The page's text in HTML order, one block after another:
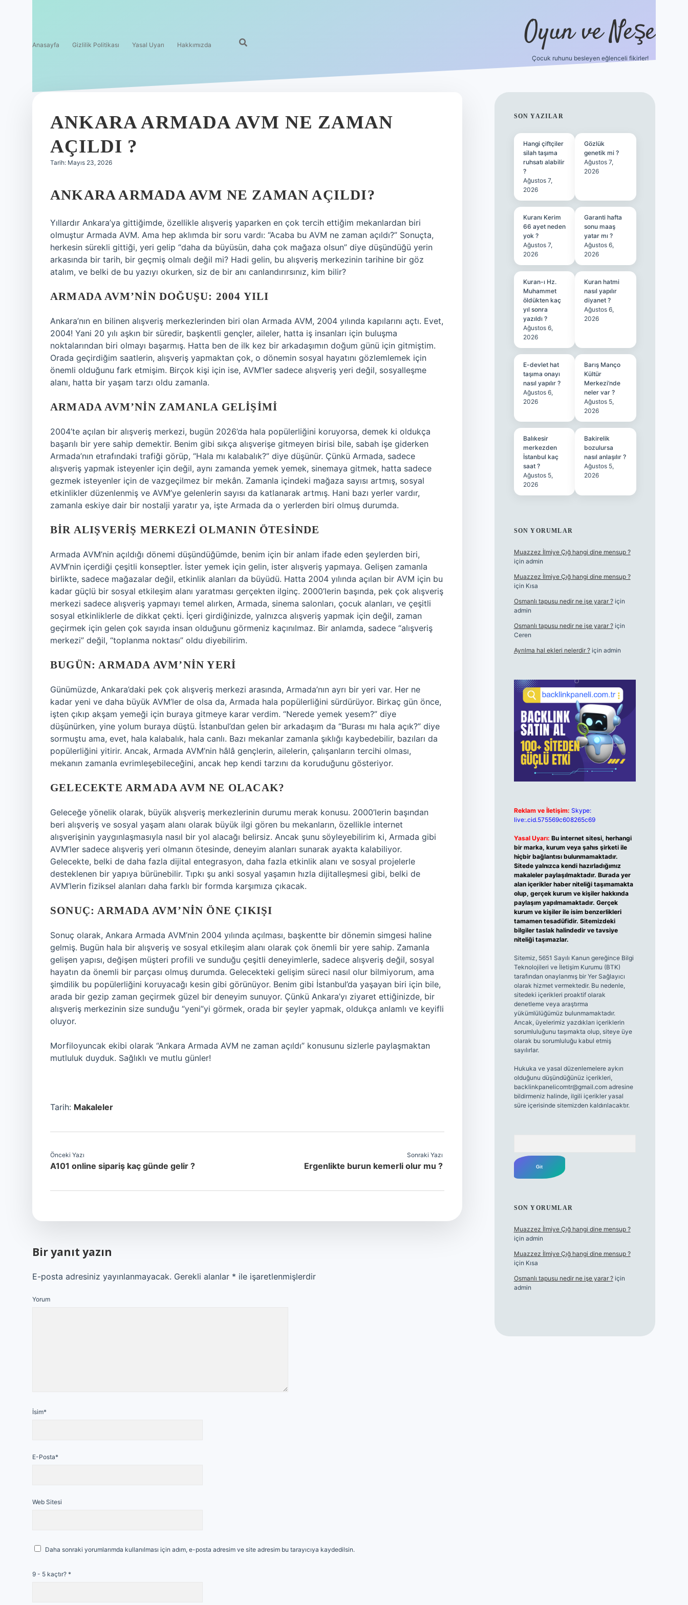
Anasayfa Gizlilik Politikası Yasal Uyarı Hakkımızda Oyun ve Neşe
Çocuk ruhunu besleyen eğlenceli fikirler!
ANKARA ARMADA AVM NE ZAMAN
AÇILDI ?
Tarih: Mayıs 23, 2026
ANKARA ARMADA AVM NE ZAMAN AÇILDI?
Yıllardır Ankara’ya gittiğimde, özellikle alışveriş yaparken en çok tercih ettiğim mekanlardan biri
olmuştur Armada AVM. Ama hep aklımda bir soru vardı: “Acaba bu AVM ne zaman açıldı?” Sonuçta,
herkesin sürekli gittiği, yeri gelip “daha da büyüsün, daha çok mağaza olsun” diye düşündüğü yerin
arkasında bir tarih, bir geçmiş olmalı değil mi? Hadi gelin, bu alışveriş merkezinin tarihine bir göz
atalım, ve belki de bu yazıyı okurken, siz de bir anı canlandırırsınız, kim bilir?
ARMADA AVM’NIN DOĞUŞU: 2004 YILI
Ankara’nın en bilinen alışveriş merkezlerinden biri olan Armada AVM, 2004 yılında kapılarını açtı. Evet,
2004! Yani 20 yılı aşkın bir süredir, başkentli gençler, aileler, hatta iş insanları için buluşma
noktalarından biri olmayı başarmış. Hatta ben de ilk kez bir arkadaşımın doğum günü için gitmiştim.
Orada geçirdiğim saatlerin, alışveriş yapmaktan çok, o dönemin sosyal hayatını gözlemlemek için
önemli olduğunu fark etmişim. Birçok kişi için ise, AVM’ler sadece alışveriş yeri değil, sosyalleşme
alanı, hatta bir yaşam tarzı oldu zamanla.
ARMADA AVM’NIN ZAMANLA GELIŞIMI
2004’te açılan bir alışveriş merkezi, bugün 2026’da hala popülerliğini koruyorsa, demek ki oldukça
başarılı bir yere sahip demektir. Benim gibi sıkça alışverişe gitmeyen birisi bile, sabah işe giderken
Armada’nın etrafındaki trafiği görüp, “Hala mı kalabalık?” diye düşünür. Çünkü Armada, sadece
alışveriş yapmak isteyenler için değil, aynı zamanda yemek yemek, sinemaya gitmek, hatta sadece
gezmek isteyenler için de vazgeçilmez bir mekân. Zamanla içindeki mağaza sayısı artmış, sosyal
etkinlikler düzenlenmiş ve AVM’ye gelenlerin sayısı da katlanarak artmış. Hani bazı yerler vardır,
zamanla eskiye dair bir nostalji yaratır ya, işte Armada da o yerlerden biri olmuş durumda.
BIR ALIŞVERIŞ MERKEZI OLMANIN ÖTESINDE
Armada AVM’nin açıldığı dönemi düşündüğümde, benim için bir anlam ifade eden şeylerden biri,
AVM’nin içerdiği çeşitli konseptler. İster yemek için gelin, ister alışveriş yapmaya. Gelişen zamanla
birlikte, sadece mağazalar değil, etkinlik alanları da büyüdü. Hatta 2004 yılında açılan bir AVM için bu
kadar güçlü bir sosyal etkileşim alanı yaratması gerçekten ilginç. 2000’lerin başında, pek çok alışveriş
merkezi sadece alışveriş yapmayı temel alırken, Armada, sinema salonları, çocuk alanları, ve çeşitli
sosyal etkinliklerle de dikkat çekti. İçeri girdiğinizde, yalnızca alışveriş yapmak için değil, zaman
geçirmek için gelen çok sayıda insan olduğunu görmeniz kaçınılmaz. Bir anlamda, sadece “alışveriş
merkezi” değil, “toplanma noktası” oldu diyebilirim.
BUGÜN: ARMADA AVM’NIN YERI
Günümüzde, Ankara’daki pek çok alışveriş merkezi arasında, Armada’nın ayrı bir yeri var. Her ne
kadar yeni ve daha büyük AVM’ler de olsa da, Armada hala popülerliğini sürdürüyor. Birkaç gün önce,
işten çıkıp akşam yemeği için buraya gitmeye karar verdim. “Nerede yemek yesem?” diye
düşünürken, yine yolum buraya düştü. İstanbul’dan gelen bir arkadaşım da “Burası mı hala açık?” diye
sormuştu ama, evet, hala kalabalık, hala canlı. Bazı mekanlar zamanla şıklığı kaybedebilir, bazıları da
popülerliğini yitirir. Ancak, Armada AVM’nin hâlâ gençlerin, ailelerin, çalışanların tercihi olması,
mekanın zamanla evrimleşebileceğini, ancak hep kendi tarzını da koruduğunu gösteriyor.
GELECEKTE ARMADA AVM NE OLACAK?
Geleceğe yönelik olarak, büyük alışveriş merkezlerinin durumu merak konusu. 2000’lerin başından
beri alışveriş ve sosyal yaşam alanı olarak büyük ilgi gören bu mekanların, özellikle internet
alışverişinin yaygınlaşmasıyla nasıl bir yol alacağı belirsiz. Ancak şunu söyleyebilirim ki, Armada gibi
AVM’ler sadece alışveriş yeri olmanın ötesinde, deneyim alanları sunarak ayakta kalabiliyor.
Gelecekte, belki de daha fazla dijital entegrasyon, daha fazla etkinlik alanı ve sosyal projelerle
desteklenen bir yapıya bürünebilir. Tıpkı şu anki sosyal yaşamın hızla dijitalleşmesi gibi, belki de
AVM’lerin fiziksel alanları daha farklı bir formda karşımıza çıkacak.
SONUÇ: ARMADA AVM’NIN ÖNE ÇIKIŞI
Sonuç olarak, Ankara Armada AVM’nin 2004 yılında açılması, başkentte bir dönemin simgesi haline
gelmiş. Bugün hala bir alışveriş ve sosyal etkileşim alanı olarak çok önemli bir yere sahip. Zamanla
gelişen yapısı, değişen müşteri profili ve sunduğu çeşitli deneyimlerle, sadece alışveriş değil, sosyal
hayatın da önemli bir parçası olmuş durumda. Gelecekteki gelişim süreci nasıl olur bilmiyorum, ama
şimdilik bu popülerliğini koruyacağı kesin gibi görünüyor. Benim gibi İstanbul’da yaşayan biri için bile,
arada bir gezip zaman geçirmek güzel bir deneyim sunuyor. Çünkü Ankara’yı ziyaret ettiğinizde, bir
alışveriş merkezinin size sunduğu “yeni”yi görmek, orada bir şeyler yapmak, oldukça anlamlı ve keyifli
oluyor.
Morfiloyuncak ekibi olarak “Ankara Armada AVM ne zaman açıldı” konusunu sizlerle paylaşmaktan
mutluluk duyduk. Sağlıklı ve mutlu günler!
Tarih: Makaleler
Önceki Yazı
A101 online sipariş kaç günde gelir ?
Sonraki Yazı
Ergenlikte burun kemerli olur mu ?
Bir yanıt yazın
E-posta adresiniz yayınlanmayacak. Gerekli alanlar * ile işaretlenmişlerdir
Yorum
İsim*
E-Posta*
Web Sitesi
Daha sonraki yorumlarımda kullanılması için adım, e-posta adresim ve site adresim bu tarayıcıya kaydedilsin.
9 - 5 kaçtır? *
SIDEBAR
SON YAZILAR
Hangi çiftçiler
silah taşıma
ruhsatı alabilir
?
Ağustos 7,
2026
Gözlük
genetik mi ?
Ağustos 7,
2026
Kuranı Kerim
66 ayet neden
yok ?
Ağustos 7,
2026
Garanti hafta
sonu maaş
yatar mı ?
Ağustos 6,
2026
Kuran-ı Hz.
Muhammet
öldükten kaç
yıl sonra
yazıldı ?
Ağustos 6,
2026
Kuran hatmi
nasıl yapılır
diyanet ?
Ağustos 6,
2026
E-devlet hat
taşıma onayı
nasıl yapılır ?
Ağustos 6,
2026
Barış Manço
Kültür
Merkezi’nde
neler var ?
Ağustos 5,
2026
Balıkesir
merkezden
İstanbul kaç
saat ?
Ağustos 5,
2026
Bakirelik
bozulursa
nasıl anlaşılır ?
Ağustos 5,
2026
SON YORUMLAR
Muazzez İlmiye Çığ hangi dine mensup ?
için admin
Muazzez İlmiye Çığ hangi dine mensup ?
için Kısa
Osmanlı tapusu nedir ne işe yarar ?için
admin
Osmanlı tapusu nedir ne işe yarar ?için
Ceren
Ayrılma hal ekleri nelerdir ?için admin
Reklam ve İletişim: Skype:
live:.cid.575569c608265c69
Yasal Uyarı: Bu internet sitesi, herhangi
bir marka, kurum veya şahıs şirketi ile
hiçbir bağlantısı bulunmamaktadır.
Sitede yalnızca kendi hazırladığımız
makaleler paylaşılmaktadır. Burada yer
alan içerikler haber niteliği taşımamakta
olup, gerçek kurum ve kişiler hakkında
paylaşım yapılmamaktadır. Gerçek
kurum ve kişiler ile isim benzerlikleri
tamamen tesadüfidir. Sitemizdeki
bilgiler taslak halindedir ve tavsiye
niteliği taşımazlar.
Sitemiz, 5651 Sayılı Kanun gereğince Bilgi
Teknolojileri ve İletişim Kurumu (BTK)
tarafından onaylanmış bir Yer Sağlayıcı
olarak hizmet vermektedir. Bu nedenle,
sitedeki içerikleri proaktif olarak
denetleme veya araştırma
yükümlülüğümüz bulunmamaktadır.
Ancak, üyelerimiz yazdıkları içeriklerin
sorumluluğunu taşımakta olup, siteye üye
olarak bu sorumluluğu kabul etmiş
sayılırlar.
Hukuka ve yasal düzenlemelere aykırı
olduğunu düşündüğünüz içerikleri,
backlinkpanelicomtr@gmail.comadresine
bildirmeniz halinde, ilgili içerikler yasal
süre içerisinde sitemizden kaldırılacaktır.
SON YORUMLAR
Muazzez İlmiye Çığ hangi dine mensup ?
için admin
Muazzez İlmiye Çığ hangi dine mensup ?
için Kısa
Osmanlı tapusu nedir ne işe yarar ?için
admin
betci ilbet yeni giriş